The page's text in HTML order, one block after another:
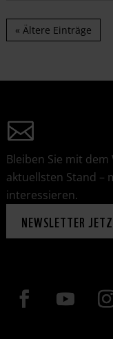
« Ältere Einträge
Bleiben Sie mit
aktuellsten Stand –
interessieren.
NEWSLETTER